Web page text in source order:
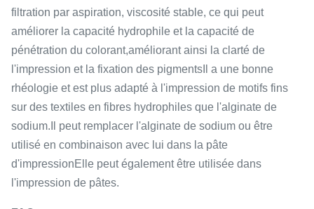
filtration par aspiration, viscosité stable, ce qui peut
améliorer la capacité hydrophile et la capacité de
pénétration du colorant,améliorant ainsi la clarté de
l'impression et la fixation des pigmentsIl a une bonne
rhéologie et est plus adapté à l'impression de motifs fins
sur des textiles en fibres hydrophiles que l'alginate de
sodium.Il peut remplacer l'alginate de sodium ou être
utilisé en combinaison avec lui dans la pâte
d'impressionElle peut également être utilisée dans
l'impression de pâtes.